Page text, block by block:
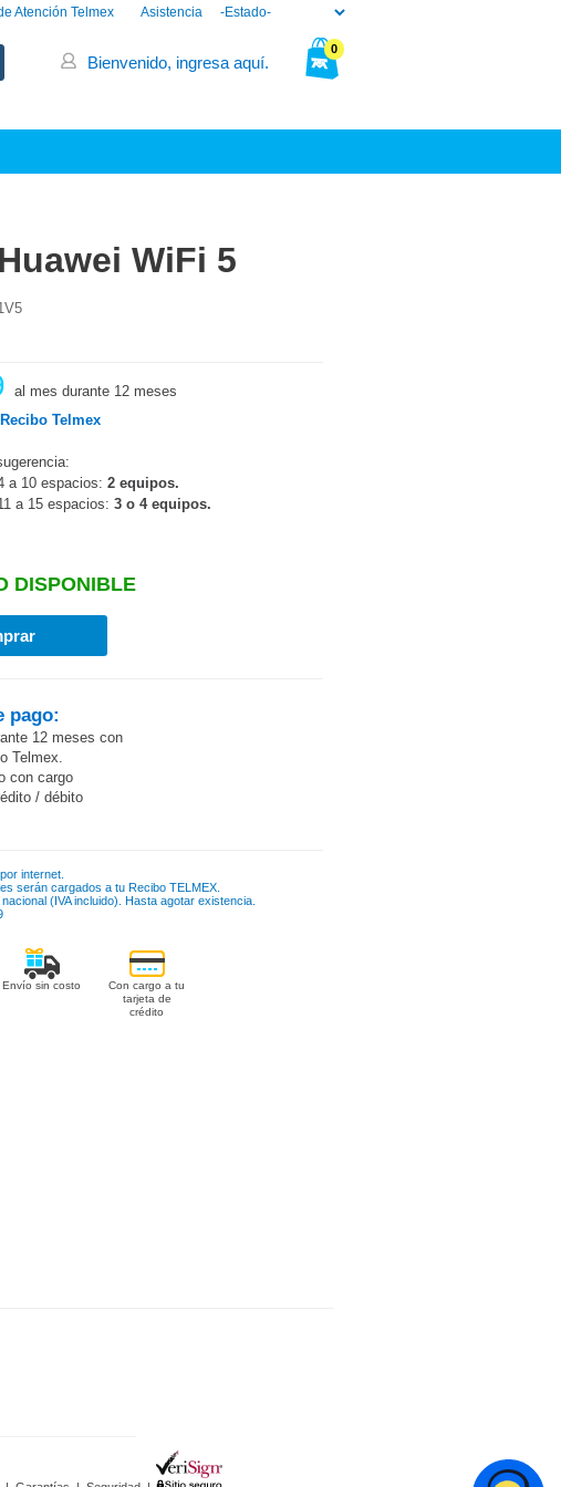
Asistencia
Atención Telmex
0
Bienvenido, ingresa aquí.
WiFi 5
al mes durante 12 meses
Telmex
a 10 espacios: 2 equipos.
a 15 espacios: 3 o 4 equipos.
DISPONIBLE
pago:
12 meses con
Telmex.
con cargo
/ débito
internet.
serán cargados a tu Recibo TELMEX.
(IVA incluido). Hasta agotar existencia.
Envío sin costo
Con cargo a tu
tarjeta de
crédito